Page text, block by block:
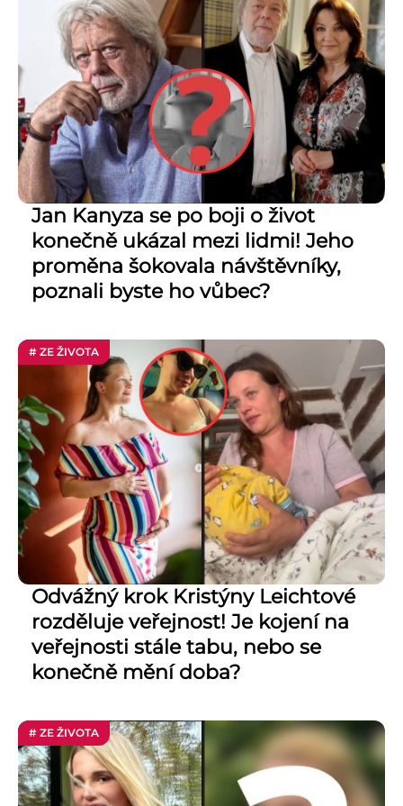
Jan Kanyza se po boji o život
konečně ukázal mezi lidmi! Jeho
proměna šokovala návštěvníky,
poznali byste ho vůbec?
# ZE ŽIVOTA
Odvážný krok Kristýny Leichtové
rozděluje veřejnost! Je kojení na
veřejnosti stále tabu, nebo se
konečně mění doba?
# ZE ŽIVOTA